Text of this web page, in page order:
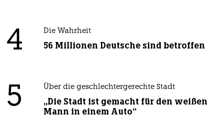
4 Die Wahrheit
56 Millionen Deutsche sind betroffen
5 Über die geschlechtergerechte Stadt
„Die Stadt ist gemacht für den weißen
Mann in einem Auto“